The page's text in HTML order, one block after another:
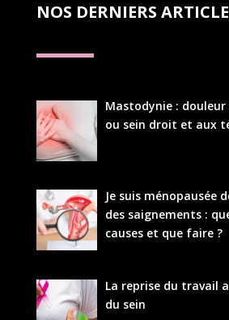
NOS DERNIERS
Mastodynie : douleur
ou sein droit et aux
Je suis ménopausée
des saignements :
causes et que faire ?
La reprise du travail
du sein